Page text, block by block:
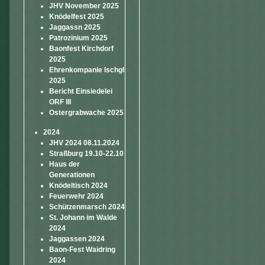
JHV November 2025
Knödelfest 2025
Jaggassn 2025
Patrozinium 2025
Baonfest Kirchdorf
2025
Ehrenkompanie Ischgl
2025
Bericht Einsiedelei
ORF III
Ostergrabwache 2025
2024
JHV 2024 08.11.2024
Straßburg 19.10-22.10
Haus der
Generationen
Knödeltisch 2024
Feuerwehr 2024
Schützenmarsch 2024
St. Johann im Walde
2024
Jaggassen 2024
Baon-Fest Waidring
2024